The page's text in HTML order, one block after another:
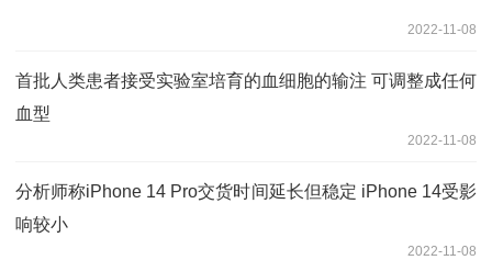
2022-11-08
首批人类患者接受实验室培育的血细胞的输注 可调整成任何
血型
2022-11-08
分析师称iPhone 14 Pro交货时间延长但稳定 iPhone 14受影
响较小
2022-11-08